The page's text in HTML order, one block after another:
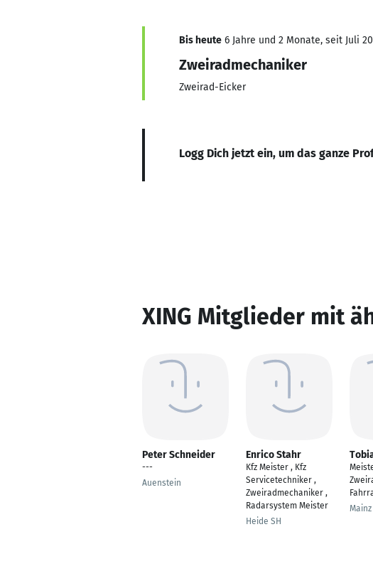
Bis heute 6 Jahre und 2 Monate, seit Juli
Zweiradmechaniker
Zweirad-Eicker
Logg Dich jetzt ein, um das ganze
XING Mitglieder mit
Peter Schneider
---
Auenstein
Enrico Stahr
Kfz Meister , Kfz
Servicetechniker ,
Zweiradmechaniker ,
Radarsystem Meister
Heide SH
Mainz